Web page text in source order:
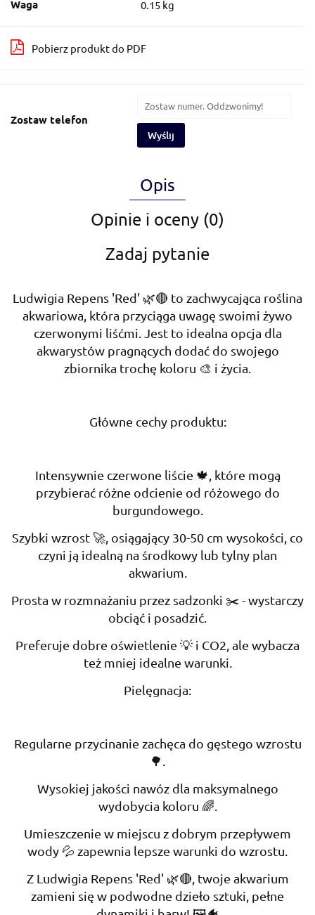
Waga 0.15 kg
Pobierz produkt do PDF
Zostaw telefon
Wyślij
Opis
Opinie i oceny (0)
Zadaj pytanie
Ludwigia Repens 'Red' 🌿🔴 to zachwycająca roślina
akwariowa, która przyciąga uwagę swoimi żywo
czerwonymi liśćmi. Jest to idealna opcja dla
akwarystów pragnących dodać do swojego
zbiornika trochę koloru 🎨 i życia.
Główne cechy produktu:
Intensywnie czerwone liście 🍁, które mogą
przybierać różne odcienie od różowego do
burgundowego.
Szybki wzrost 🚀, osiągający 30-50 cm wysokości, co
czyni ją idealną na środkowy lub tylny plan
akwarium.
Prosta w rozmnażaniu przez sadzonki ✂️ - wystarczy
obciąć i posadzić.
Preferuje dobre oświetlenie 💡 i CO2, ale wybacza
też mniej idealne warunki.
Pielęgnacja:
Regularne przycinanie zachęca do gęstego wzrostu
🌳.
Wysokiej jakości nawóz dla maksymalnego
wydobycia koloru 🌈.
Umieszczenie w miejscu z dobrym przepływem
wody 💦 zapewnia lepsze warunki do wzrostu.
Z Ludwigia Repens 'Red' 🌿🔴, twoje akwarium
zamieni się w podwodne dzieło sztuki, pełne